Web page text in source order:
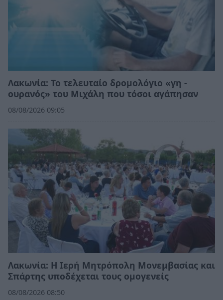
Λακωνία: Το τελευταίο δρομολόγιο «γη -
ουρανός» του Μιχάλη που τόσοι αγάπησαν
08/08/2026 09:05
Λακωνία: Η Ιερή Μητρόπολη Μονεμβασίας και
Σπάρτης υποδέχεται τους ομογενείς
08/08/2026 08:50